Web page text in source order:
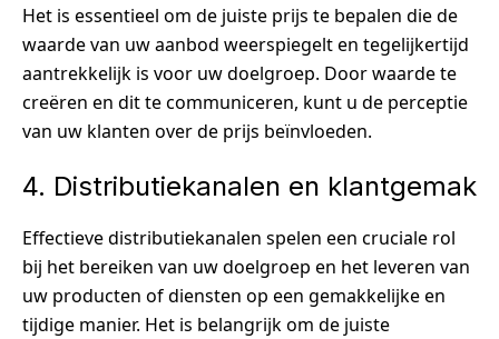
Het is essentieel om de juiste prijs te bepalen die de
waarde van uw aanbod weerspiegelt en tegelijkertijd
aantrekkelijk is voor uw doelgroep. Door waarde te
creëren en dit te communiceren, kunt u de perceptie
van uw klanten over de prijs beïnvloeden.
4. Distributiekanalen en klantgemak
Effectieve distributiekanalen spelen een cruciale rol
bij het bereiken van uw doelgroep en het leveren van
uw producten of diensten op een gemakkelijke en
tijdige manier. Het is belangrijk om de juiste